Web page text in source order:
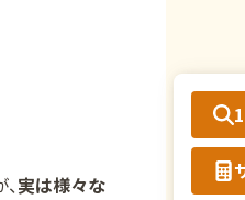
実は様々な